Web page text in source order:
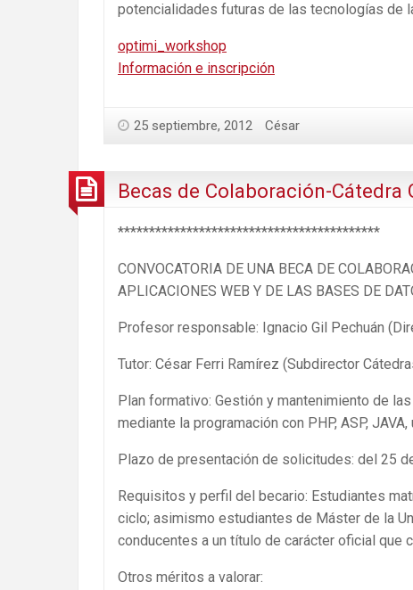
potencialidades futuras de las tecnologías de
optimi_workshop
Información e inscripción
25 septiembre, 2012 César
Becas de Colaboración-Cátedra
******************************************
CONVOCATORIA DE UNA BECA DE
APLICACIONES WEB Y DE LAS BASES DE
Profesor responsable: Ignacio Gil Pechuán
Tutor: César Ferri Ramírez (Subdirector
Plan formativo: Gestión y mantenimiento de
mediante la programación con PHP, ASP,
Plazo de presentación de solicitudes: del 25
Requisitos y perfil del becario: Estudiantes
ciclo; asimismo estudiantes de Máster de la
conducentes a un título de carácter oficial
Otros méritos a valorar: